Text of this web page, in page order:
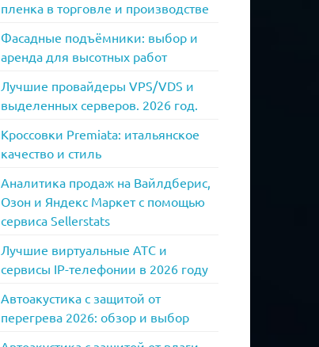
пленка в торговле и производстве
Фасадные подъёмники: выбор и
аренда для высотных работ
Лучшие провайдеры VPS/VDS и
выделенных серверов. 2026 год.
Кроссовки Premiata: итальянское
качество и стиль
Аналитика продаж на Вайлдберис,
Озон и Яндекс Маркет с помощью
сервиса Sellerstats
Лучшие виртуальные АТС и
сервисы IP-телефонии в 2026 году
Автоакустика с защитой от
перегрева 2026: обзор и выбор